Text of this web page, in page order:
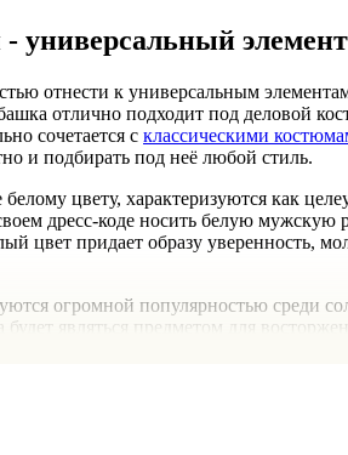
элемент
отнести к универсальным
отлично подходит под деловой
сочетается с классическими
и подбирать под неё любой стиль.
цвету, характеризуются как
дресс-коде носить белую мужскую
цвет придает образу уверенность,
огромной популярностью среди
являться предметом для
джентльменов